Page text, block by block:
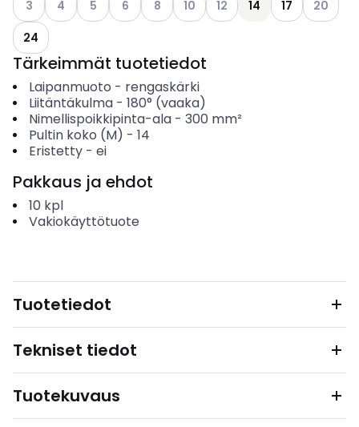
3 4 5 6 8 10 12 14 17
20
24
Tärkeimmät tuotetiedot
Laipanmuoto - rengaskärki
Liitäntäkulma- 180° (vaaka)
Nimellispoikkipinta-ala- 300 mm²
Pultin koko (M) - 14
Eristetty- ei
Pakkaus ja ehdot
10 kpl
Vakiokäyttötuote
Tuotetiedot
Tekniset tiedot
Tuotekuvaus